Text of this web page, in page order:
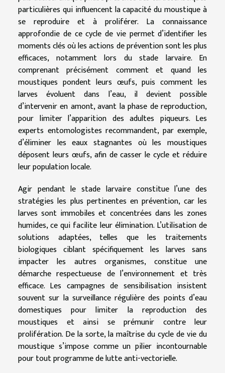
particulières qui influencent la capacité du moustique à
se reproduire et à proliférer. La connaissance
approfondie de ce cycle de vie permet d’identifier les
moments clés où les actions de prévention sont les plus
efficaces, notamment lors du stade larvaire. En
comprenant précisément comment et quand les
moustiques pondent leurs œufs, puis comment les
larves évoluent dans l’eau, il devient possible
d’intervenir en amont, avant la phase de reproduction,
pour limiter l’apparition des adultes piqueurs. Les
experts entomologistes recommandent, par exemple,
d’éliminer les eaux stagnantes où les moustiques
déposent leurs œufs, afin de casser le cycle et réduire
leur population locale.
Agir pendant le stade larvaire constitue l’une des
stratégies les plus pertinentes en prévention, car les
larves sont immobiles et concentrées dans les zones
humides, ce qui facilite leur élimination. L’utilisation de
solutions adaptées, telles que les traitements
biologiques ciblant spécifiquement les larves sans
impacter les autres organismes, constitue une
démarche respectueuse de l’environnement et très
efficace. Les campagnes de sensibilisation insistent
souvent sur la surveillance régulière des points d’eau
domestiques pour limiter la reproduction des
moustiques et ainsi se prémunir contre leur
prolifération. De la sorte, la maîtrise du cycle de vie du
moustique s’impose comme un pilier incontournable
pour tout programme de lutte anti-vectorielle.